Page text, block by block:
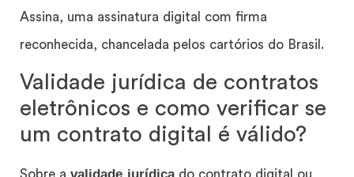
Assina, uma assinatura digital com firma
reconhecida, chancelada pelos cartórios do Brasil.
Validade jurídica de contratos
eletrônicos e como verificar se
um contrato digital é válido?